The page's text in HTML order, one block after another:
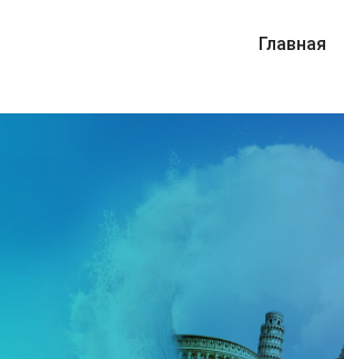
Главная